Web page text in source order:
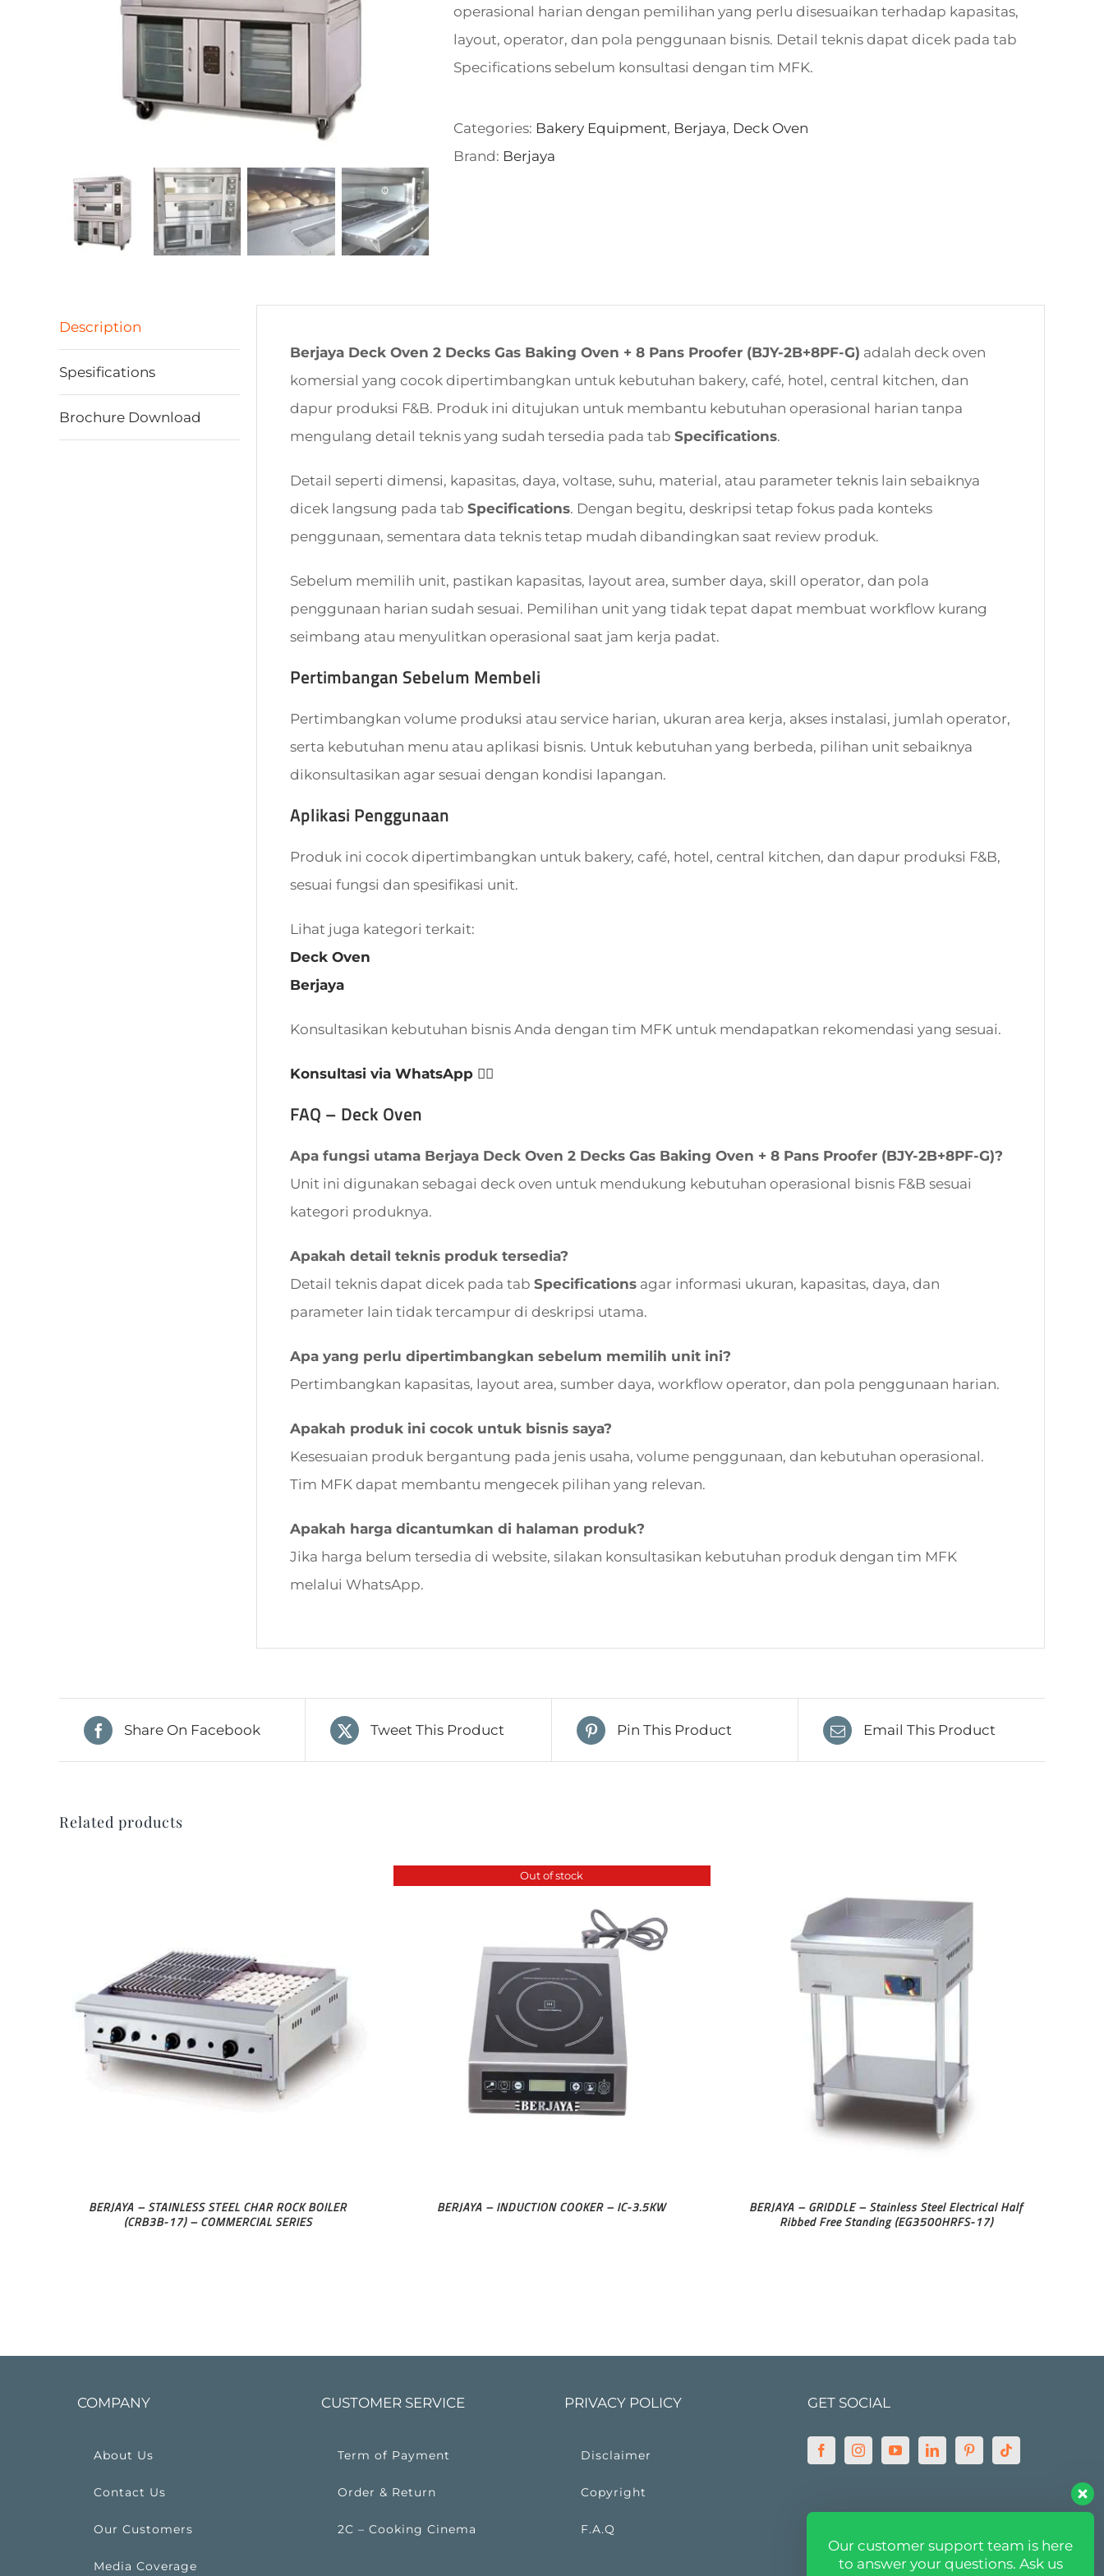
operasional harian dengan pemilihan yang perlu disesuaikan terhadap kapasitas,
layout, operator, dan pola penggunaan bisnis. Detail teknis dapat dicek pada tab
Specifications sebelum konsultasi dengan tim MFK.
Categories: Bakery Equipment, Berjaya, Deck Oven
Brand: Berjaya
Description
Spesifications
Brochure Download
Berjaya Deck Oven 2 Decks Gas Baking Oven + 8 Pans Proofer (BJY-2B+8PF-G) adalah deck oven
komersial yang cocok dipertimbangkan untuk kebutuhan bakery, café, hotel, central kitchen, dan
dapur produksi F&B. Produk ini ditujukan untuk membantu kebutuhan operasional harian tanpa
mengulang detail teknis yang sudah tersedia pada tab Specifications.
Detail seperti dimensi, kapasitas, daya, voltase, suhu, material, atau parameter teknis lain sebaiknya
dicek langsung pada tab Specifications. Dengan begitu, deskripsi tetap fokus pada konteks
penggunaan, sementara data teknis tetap mudah dibandingkan saat review produk.
Sebelum memilih unit, pastikan kapasitas, layout area, sumber daya, skill operator, dan pola
penggunaan harian sudah sesuai. Pemilihan unit yang tidak tepat dapat membuat workflow kurang
seimbang atau menyulitkan operasional saat jam kerja padat.
Pertimbangan Sebelum Membeli
Pertimbangkan volume produksi atau service harian, ukuran area kerja, akses instalasi, jumlah operator,
serta kebutuhan menu atau aplikasi bisnis. Untuk kebutuhan yang berbeda, pilihan unit sebaiknya
dikonsultasikan agar sesuai dengan kondisi lapangan.
Aplikasi Penggunaan
Produk ini cocok dipertimbangkan untuk bakery, café, hotel, central kitchen, dan dapur produksi F&B,
sesuai fungsi dan spesifikasi unit.
Lihat juga kategori terkait:
Deck Oven
Berjaya
Konsultasikan kebutuhan bisnis Anda dengan tim MFK untuk mendapatkan rekomendasi yang sesuai.
Konsultasi via WhatsApp 👈🏻
FAQ – Deck Oven
Apa fungsi utama Berjaya Deck Oven 2 Decks Gas Baking Oven + 8 Pans Proofer (BJY-2B+8PF-G)?
Unit ini digunakan sebagai deck oven untuk mendukung kebutuhan operasional bisnis F&B sesuai
kategori produknya.
Apakah detail teknis produk tersedia?
Detail teknis dapat dicek pada tab Specifications agar informasi ukuran, kapasitas, daya, dan
parameter lain tidak tercampur di deskripsi utama.
Apa yang perlu dipertimbangkan sebelum memilih unit ini?
Pertimbangkan kapasitas, layout area, sumber daya, workflow operator, dan pola penggunaan harian.
Apakah produk ini cocok untuk bisnis saya?
Kesesuaian produk bergantung pada jenis usaha, volume penggunaan, dan kebutuhan operasional.
Tim MFK dapat membantu mengecek pilihan yang relevan.
Apakah harga dicantumkan di halaman produk?
Jika harga belum tersedia di website, silakan konsultasikan kebutuhan produk dengan tim MFK
melalui WhatsApp.
Share On Facebook Tweet This Product Pin This Product Email This Product
Related products
BERJAYA – STAINLESS STEEL CHAR ROCK BOILER
(CRB3B-17) – COMMERCIAL SERIES
Out of stock
BERJAYA – INDUCTION COOKER – IC-3.5KW
BERJAYA – GRIDDLE – Stainless Steel Electrical Half
Ribbed Free Standing (EG3500HRFS-17)
COMPANY
About Us
Contact Us
Our Customers
Media Coverage
CUSTOMER SERVICE
Term of Payment
Order & Return
2C – Cooking Cinema
PRIVACY POLICY
Disclaimer
Copyright
F.A.Q
GET SOCIAL
Our customer support team is here
to answer your questions. Ask us